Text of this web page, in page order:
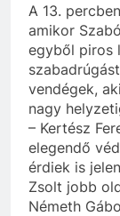
A 13.
amikor
egyből piros
vendégek,
nagy
– Kertész
elegendő
érdiek is
Zsolt jobb
Németh